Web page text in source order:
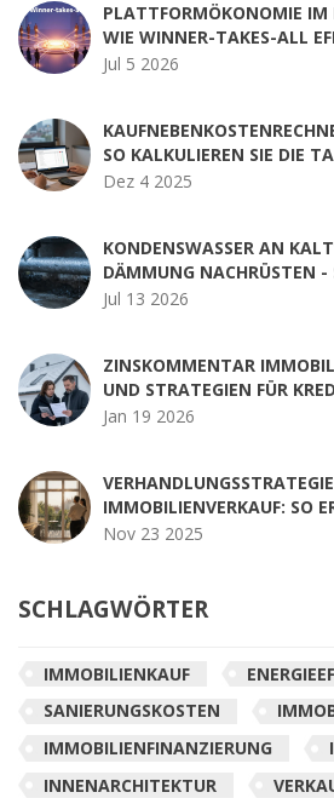
PLATTFORMÖKONOMIE
WIE WINNER-TAKES-ALL
VERÄNDERN
Jul 5 2026
SO KALKULIEREN SIE DIE
RICHTIG
Dez 4 2025
KONDENSWASSER AN
DÄMMUNG NACHRÜSTEN -
Jul 13 2026
ZINSKOMMENTAR
UND STRATEGIEN FÜR
Jan 19 2026
IMMOBILIENVERKAUF: SO
PREISE
Nov 23 2025
SCHLAGWÖRTER
IMMOBILIENKAUF
SANIERUNGSKOSTEN
IMMOBILIENFINANZIERUNG
INNENARCHITEKTUR